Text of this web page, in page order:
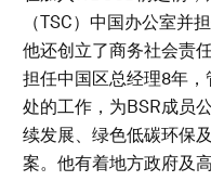
（TSC）中国办公室并
他还创立了商务社会责
担任中国区总经理8年
处的工作，为BSR成员
续发展、绿色低碳环保
案。他有着地方政府及